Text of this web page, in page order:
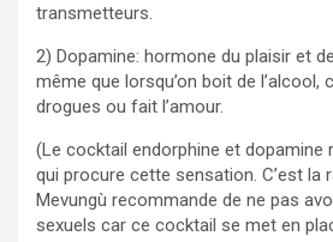
transmetteurs.
2) Dopamine: hormone du plaisir et
même que lorsqu’on boit de l’alcool,
drogues ou fait l’amour.
(Le cocktail endorphine et dopamine
qui procure cette sensation. C’est la
Mevungù recommande de ne pas
sexuels car ce cocktail se met en